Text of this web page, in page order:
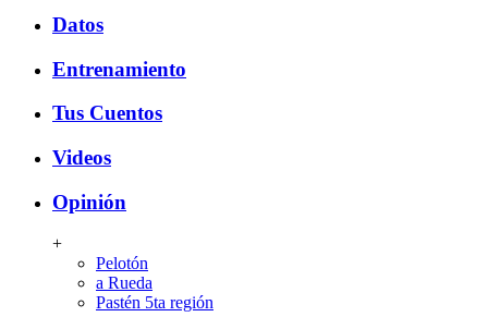
Datos
Entrenamiento
Tus Cuentos
Videos
Opinión
+
Pelotón
a Rueda
Pastén 5ta región